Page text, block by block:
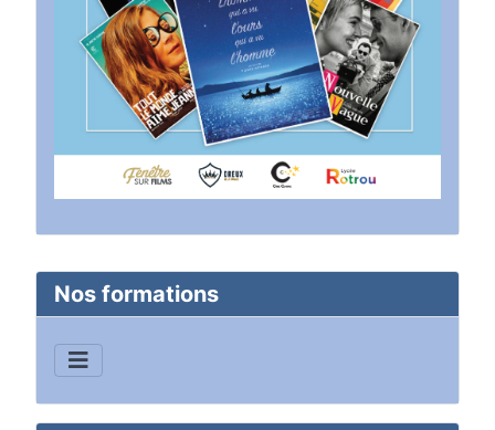
Nos formations